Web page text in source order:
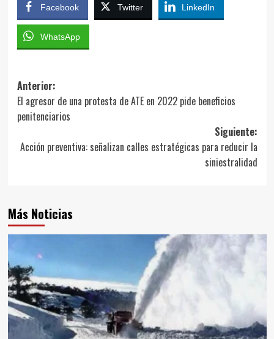
Facebook Twitter LinkedIn
WhatsApp
Navegación
de
entradas
Anterior:
El agresor de una protesta de ATE en 2022 pide beneficios
penitenciarios
Siguiente:
Acción preventiva: señalizan calles estratégicas para reducir la
siniestralidad
Más Noticias